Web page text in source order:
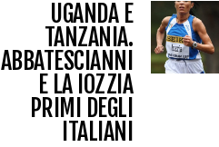
UGANDA E
TANZANIA.
ABBATESCIANNI
E LA IOZZIA
PRIMI DEGLI
ITALIANI